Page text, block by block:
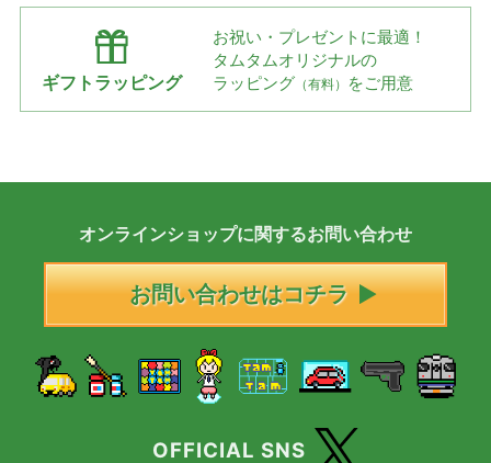
ギフトラッピング
お祝い・プレゼントに最適！
タムタムオリジナルの
ラッピング （有料） をご用意
オンラインショップに関するお問い合わせ
お問い合わせはコチラ
OFFICIAL SNS